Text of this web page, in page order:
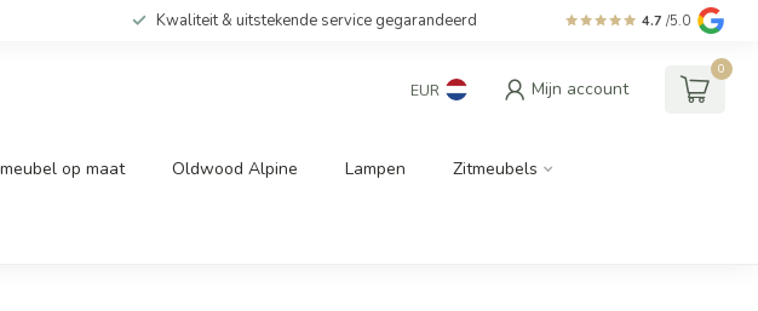
Kwaliteit & uitstekende service gegarandeerd 4.7 /5.0
EUR Mijn account
0
op maat Oldwood Alpine Lampen Zitmeubels